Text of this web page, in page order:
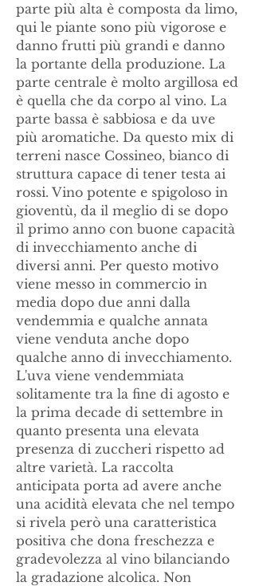
parte più alta è composta da limo,
qui le piante sono più vigorose e
danno frutti più grandi e danno
la portante della produzione. La
parte centrale è molto argillosa ed
è quella che da corpo al vino. La
parte bassa è sabbiosa e da uve
più aromatiche. Da questo mix di
terreni nasce Cossineo, bianco di
struttura capace di tener testa ai
rossi. Vino potente e spigoloso in
gioventù, da il meglio di se dopo
il primo anno con buone capacità
di invecchiamento anche di
diversi anni. Per questo motivo
viene messo in commercio in
media dopo due anni dalla
vendemmia e qualche annata
viene venduta anche dopo
qualche anno di invecchiamento.
L'uva viene vendemmiata
solitamente tra la fine di agosto e
la prima decade di settembre in
quanto presenta una elevata
presenza di zuccheri rispetto ad
altre varietà. La raccolta
anticipata porta ad avere anche
una acidità elevata che nel tempo
si rivela però una caratteristica
positiva che dona freschezza e
gradevolezza al vino bilanciando
la gradazione alcolica. Non